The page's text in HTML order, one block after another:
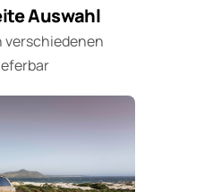
Auswahl
verschiedenen